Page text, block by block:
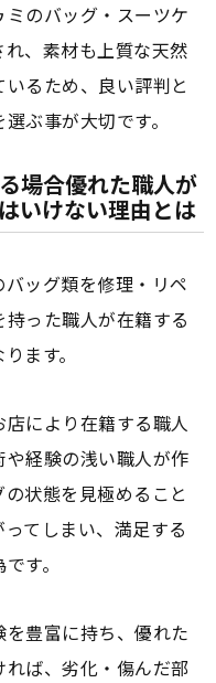
のバッグ・スーツケ
、素材も上質な天然
るため、良い評判と
ぶ事が大切です。
場合優れた職人が
いけない理由とは
ッグ類を修理・リペ
った職人が在籍する
ます。
により在籍する職人
経験の浅い職人が作
状態を見極めること
てしまい、満足する
す。
豊富に持ち、優れた
ば、劣化・傷んだ部